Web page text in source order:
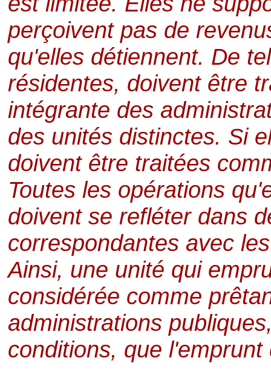
perçoivent pas de
qu'elles détiennent. De
résidentes, doivent être
intégrante des
des unités distinctes. Si
doivent être traitées
Toutes les opérations
doivent se refléter dans
correspondantes avec
Ainsi, une unité qui
considérée comme
administrations
conditions, que l'emprunt